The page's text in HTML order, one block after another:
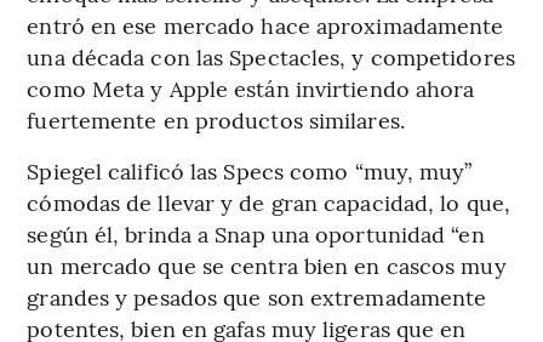
entró en ese mercado hace aproximadamente
una década con las Spectacles, y competidores
como Meta y Apple están invirtiendo ahora
fuertemente en productos similares.
Spiegel calificó las Specs como “muy, muy”
cómodas de llevar y de gran capacidad, lo que,
según él, brinda a Snap una oportunidad “en
un mercado que se centra bien en cascos muy
grandes y pesados que son extremadamente
potentes, bien en gafas muy ligeras que en